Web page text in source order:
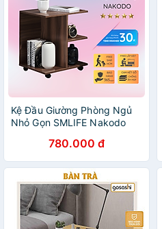
Kệ Đầu Giường Phòng Ngủ
Nhỏ Gọn SMLIFE Nakodo
780.000 đ